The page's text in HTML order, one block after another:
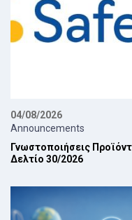
04/08/2026
Announcements
Γνωστοποιήσεις
Δελτίο 30/2026